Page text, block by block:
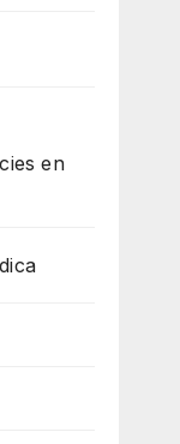
en